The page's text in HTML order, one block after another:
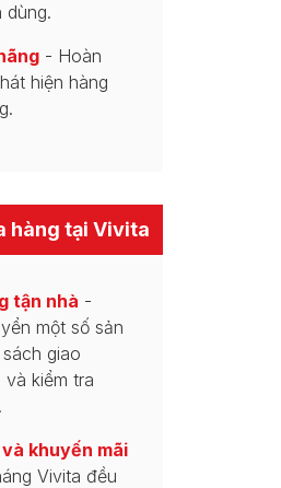
dùng.
- Hoàn
hiện hàng
hàng tại Vivita
tận nhà -
một số sản
giao
và kiểm tra
khuyến mãi
Vivita đều